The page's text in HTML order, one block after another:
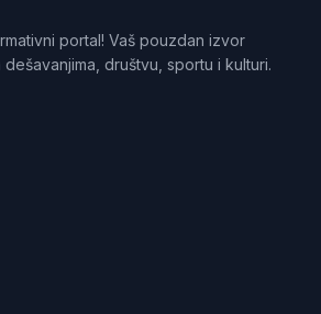
portal! Vaš pouzdan izvor
društvu, sportu i kulturi.